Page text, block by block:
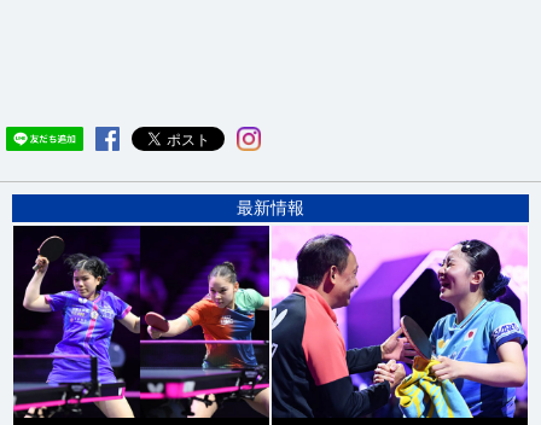
最新情報